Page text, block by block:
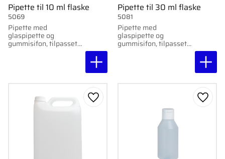
Pipette til 10 ml flaske
Pipette med
glaspipette og
gummisifon, tilpasset
5069
Pipette til 30 ml flaske
Pipette med
glaspipette og
gummisifon, tilpasset
5081
Gem som favorit Gem